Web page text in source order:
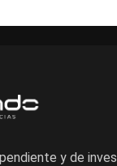
y de